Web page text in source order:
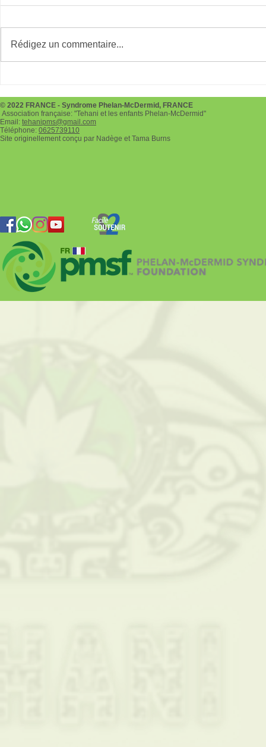
Rédigez un commentaire...
© 2022 FRANCE - Syndrome Phelan-McDermid, FRANCE
Association française: "Tehani et les enfants Phelan-McDermid"
Email: tehanipms@gmail.com
Téléphone: 0625739110
Site originellement conçu par Nadège et Tama Burns